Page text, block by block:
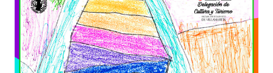
Historia
Qué ver
Fiestas